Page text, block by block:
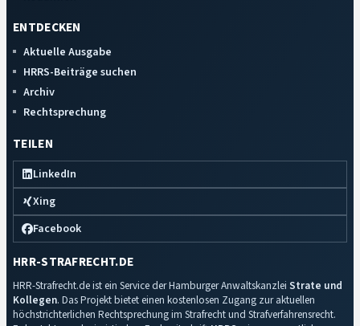
ENTDECKEN
Aktuelle Ausgabe
HRRS-Beiträge suchen
Archiv
Rechtsprechung
TEILEN
LinkedIn
Xing
Facebook
HRR-STRAFRECHT.DE
HRR-Strafrecht.de ist ein Service der Hamburger Anwaltskanzlei Strate und
Kollegen. Das Projekt bietet einen kostenlosen Zugang zur aktuellen
höchstrichterlichen Rechtsprechung im Strafrecht und Strafverfahrensrecht.